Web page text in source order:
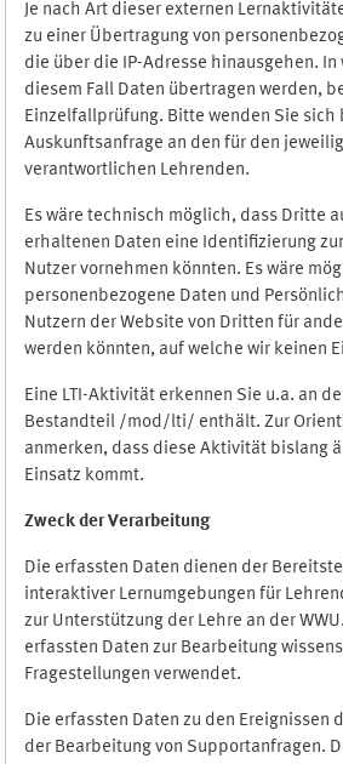
Je nach Art dieser externen
zu einer Übertragung von
die über die IP-Adresse hinausgehen. In
diesem Fall Daten übertragen werden,
Einzelfallprüfung. Bitte wenden Sie sich
Auskunftsanfrage an den für den
verantwortlichen Lehrenden.
Es wäre technisch möglich, dass Dritte
erhaltenen Daten eine Identifizierung
Nutzer vornehmen könnten. Es wäre
personenbezogene Daten und
Nutzern der Website von Dritten für
werden könnten, auf welche wir keinen
Eine LTI-Aktivität erkennen Sie u.a. an
Bestandteil /mod/lti/ enthält. Zur
anmerken, dass diese Aktivität bislang
Einsatz kommt.
Zweck der Verarbeitung
Die erfassten Daten dienen der
interaktiver Lernumgebungen für
zur Unterstützung der Lehre an der
erfassten Daten zur Bearbeitung
Fragestellungen verwendet.
Die erfassten Daten zu den Ereignissen
der Bearbeitung von Supportanfragen.